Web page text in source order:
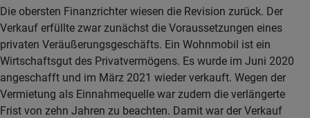
Die obersten Finanzrichter wiesen die Revision zurück. Der
Verkauf erfüllte zwar zunächst die Voraussetzungen eines
privaten Veräußerungsgeschäfts. Ein Wohnmobil ist ein
Wirtschaftsgut des Privatvermögens. Es wurde im Juni 2020
angeschafft und im März 2021 wieder verkauft. Wegen der
Vermietung als Einnahmequelle war zudem die verlängerte
Frist von zehn Jahren zu beachten. Damit war der Verkauf